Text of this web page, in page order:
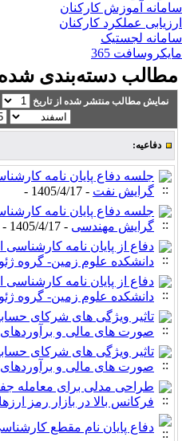
آموزش کارکنان
عملکرد کارکنان
لجستیک
365
دسته‌بندی شده
نمایش مطالب منتشر شده از تاریخ
دفاعیه:
جلسه دفاع پایان نامه
گرایش نفت- 1405/4/17 -
جلسه دفاع پایان نامه
گرایش مهندسی- 1405/4/17 -
دفاع از پایان نامه
دانشکده علوم زمین- گروه
دفاع از پایان نامه
دانشکده علوم زمین- گروه
تاثیر ویژگی های شرکای
صورت های مالی و برآوردهای
تاثیر ویژگی های شرکای
صورت های مالی و برآوردهای
طراحی مدلی برای معامله جفتی
فرکانس بالا در بازار رمز
دفاع پایان نام مقطع